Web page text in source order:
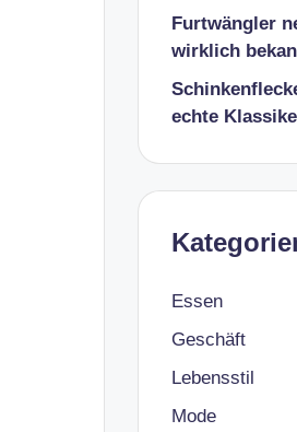
Furtwängler
wirklich
echte
Essen
Geschäft
Lebensstil
Mode